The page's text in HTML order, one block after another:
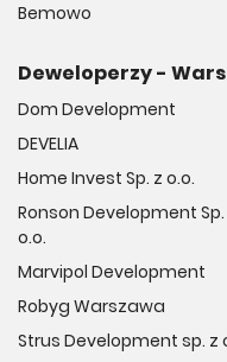
Bemowo
Deweloperzy -
Dom Development
DEVELIA
Home Invest Sp. z o.o.
Ronson Development Sp.
o.o.
Marvipol Development
Robyg Warszawa
Strus Development sp. z